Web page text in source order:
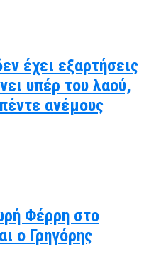
έχει εξαρτήσεις
υπέρ του λαού,
ανέμους
Φέρρη στο
ο Γρηγόρης